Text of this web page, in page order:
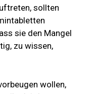
sollten
sie den Mangel
zu wissen,
wollen,